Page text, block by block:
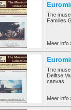
The
Families
Meer info
The
Delftse
canvas
Meer info